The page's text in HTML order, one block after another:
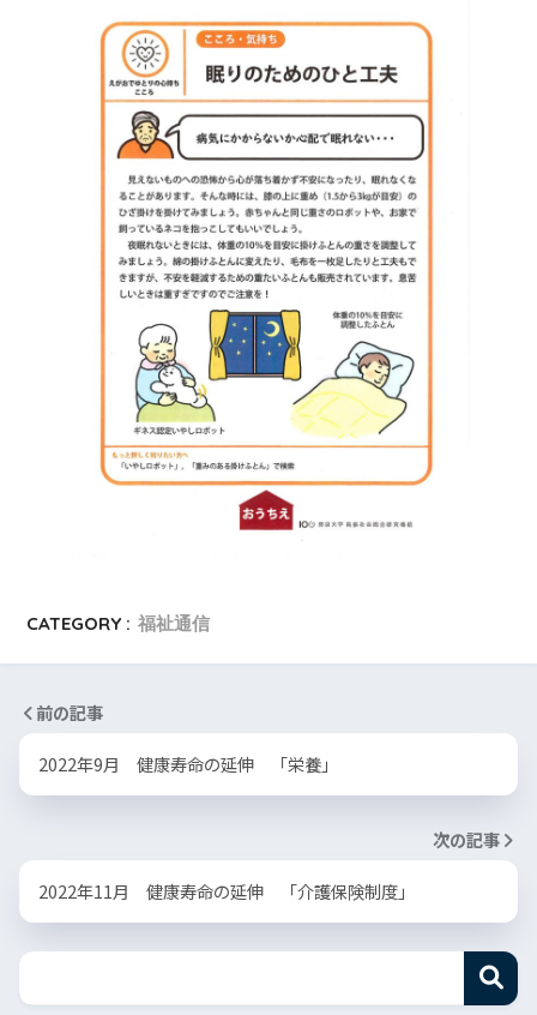
CATEGORY : 福祉通信
前の記事
2022年9月 健康寿命の延伸 「栄養」
次の記事
2022年11月 健康寿命の延伸 「介護保険制度」